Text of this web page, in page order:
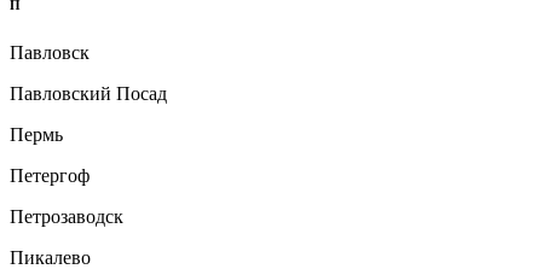
П
Павловск
Павловский Посад
Пермь
Петергоф
Петрозаводск
Пикалево